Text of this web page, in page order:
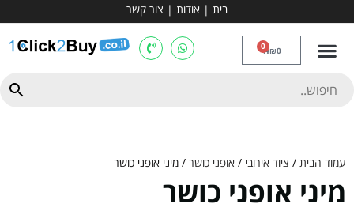
בית | אודות | צור קשר
₪0
0
עמוד הבית / ציוד אירובי / אופני כושר / מיני אופני כושר
מיני אופני כושר